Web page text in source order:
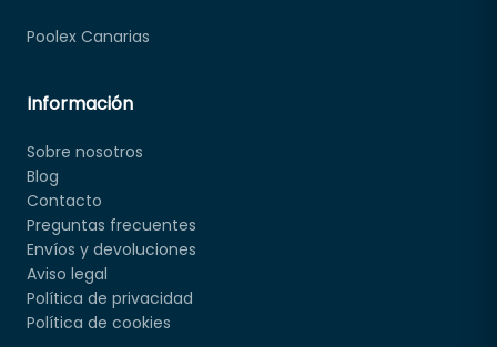
Poolex Canarias
Información
Sobre nosotros
Blog
Contacto
Preguntas frecuentes
Envíos y devoluciones
Aviso legal
Política de privacidad
Política de cookies